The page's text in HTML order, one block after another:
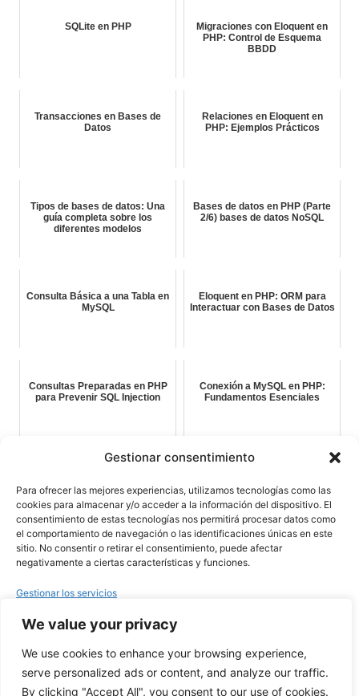
We value your privacy
We use cookies to enhance your browsing experience,
serve personalized ads or content, and analyze our traffic.
By clicking "Accept All", you consent to our use of cookies.
Gestionar consentimiento
Para ofrecer las mejores experiencias, utilizamos tecnologías como las
cookies para almacenar y/o acceder a la información del dispositivo. El
consentimiento de estas tecnologías nos permitirá procesar datos como
el comportamiento de navegación o las identificaciones únicas en este
sitio. No consentir o retirar el consentimiento, puede afectar
negativamente a ciertas características y funciones.
Gestionar los servicios
Aceptar
Denegar
SQLite en PHP
Migraciones con Eloquent en
PHP: Control de Esquema
BBDD
Transacciones en Bases de
Datos
Relaciones en Eloquent en
PHP: Ejemplos Prácticos
Tipos de bases de datos: Una
guía completa sobre los
diferentes modelos
Bases de datos en PHP (Parte
2/6) bases de datos NoSQL
Consulta Básica a una Tabla en
MySQL
Eloquent en PHP: ORM para
Interactuar con Bases de Datos
Consultas Preparadas en PHP
para Prevenir SQL Injection
Conexión a MySQL en PHP:
Fundamentos Esenciales
Publicado8 noviembre 2023 enBBDD
por admin
Etiquetas:
PHP para todos
Guia PHP
LinkedIn GitHub